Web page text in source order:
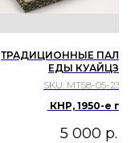
ТРАДИЦИОННЫЕ
ЕДЫ КУАЙЦЗЫ
SKU: МТ58-05-23-10
КНР, 1950-е гг.
5 000 р.